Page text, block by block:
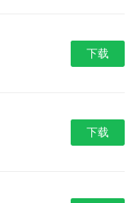
下载
下载